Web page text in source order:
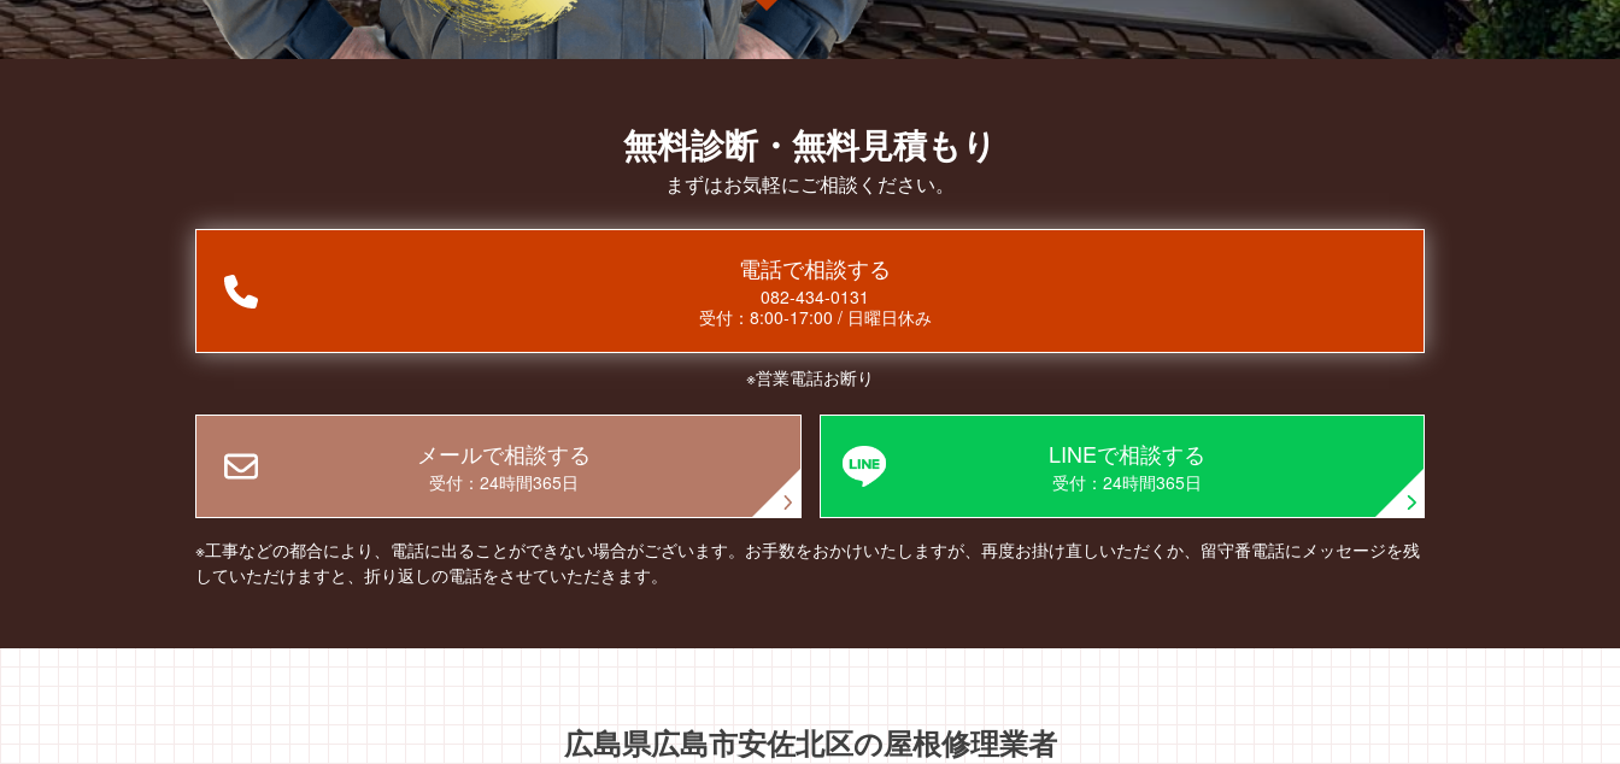
無料診断・無料見積もり
まずはお気軽にご相談ください。
電話で相談する
082-434-0131
受付： 8:00-17:00 / 日曜日休み
※営業電話お断り
メールで相談する
受付：24時間365日
LINEで相談する
受付：24時間365日
※工事などの都合により、電話に出ることができない場合がございます。お手数をおかけいたしますが、再度お掛け直しいただくか、留守番電話にメッセージを残
していただけますと、折り返しの電話をさせていただきます。
広島県広島市安佐北区の屋根修理業者